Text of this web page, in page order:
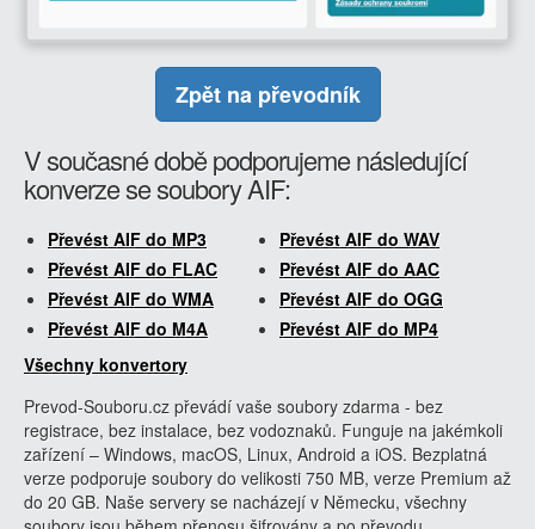
Zpět na převodník
V současné době podporujeme následující
konverze se soubory AIF:
Převést AIF do MP3
Převést AIF do WAV
Převést AIF do FLAC
Převést AIF do AAC
Převést AIF do WMA
Převést AIF do OGG
Převést AIF do M4A
Převést AIF do MP4
Všechny konvertory
Prevod-Souboru.cz převádí vaše soubory zdarma - bez
registrace, bez instalace, bez vodoznaků. Funguje na jakémkoli
zařízení – Windows, macOS, Linux, Android a iOS. Bezplatná
verze podporuje soubory do velikosti 750 MB, verze Premium až
do 20 GB. Naše servery se nacházejí v Německu, všechny